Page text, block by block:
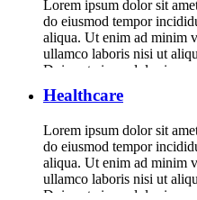
Lorem ipsum dolor sit
do eiusmod tempor
aliqua. Ut enim ad minim
ullamco laboris nisi ut
Duis aute irure dolor in
ipsum dolor sit amet,
Healthcare
Lorem ipsum dolor sit
do eiusmod tempor
aliqua. Ut enim ad minim
ullamco laboris nisi ut
Duis aute irure dolor in